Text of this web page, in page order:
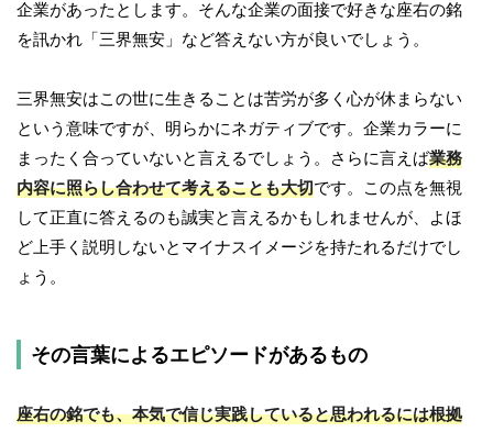
企業があったとします。そんな企業の面接で好きな座右の銘
を訊かれ「三界無安」など答えない方が良いでしょう。
三界無安はこの世に生きることは苦労が多く心が休まらない
という意味ですが、明らかにネガティブです。企業カラーに
まったく合っていないと言えるでしょう。さらに言えば業務
内容に照らし合わせて考えることも大切です。この点を無視
して正直に答えるのも誠実と言えるかもしれませんが、よほ
ど上手く説明しないとマイナスイメージを持たれるだけでし
ょう。
その言葉によるエピソードがあるもの
座右の銘でも、本気で信じ実践していると思われるには根拠